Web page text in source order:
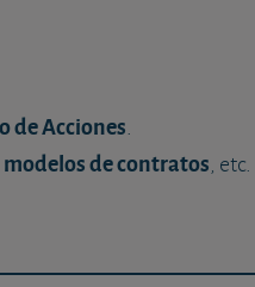
de Acciones.
modelos de contratos, etc.